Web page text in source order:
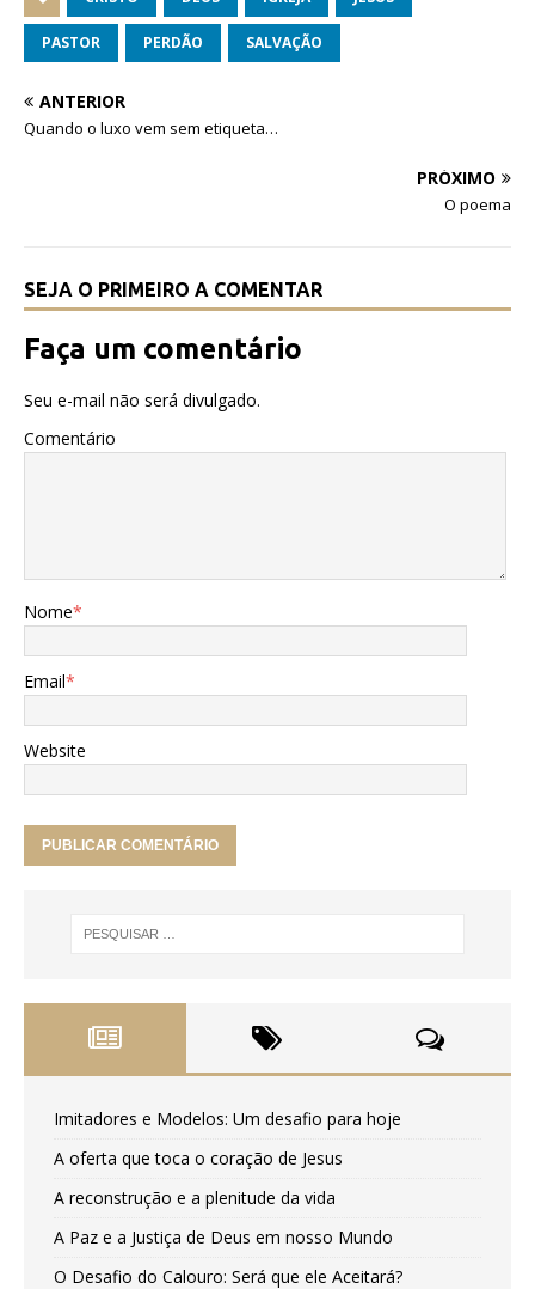
c
e
b
o
it
te
r
at
s
p
PASTOR PERDÃO SALVAÇÃO
ANTERIOR
Quando o luxo vem sem etiqueta…
PRÓXIMO
O poema
SEJA O PRIMEIRO A COMENTAR
Faça um comentário
Seu e-mail não será divulgado.
Comentário
Nome*
Email*
Website
Imitadores e Modelos: Um desafio para hoje
A oferta que toca o coração de Jesus
A reconstrução e a plenitude da vida
A Paz e a Justiça de Deus em nosso Mundo
O Desafio do Calouro: Será que ele Aceitará?